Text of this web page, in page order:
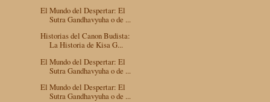
El Mundo del Despertar: El
Sutra Gandhavyuha o de ...
Historias del Canon Budista:
La Historia de Kisa G...
El Mundo del Despertar: El
Sutra Gandhavyuha o de ...
El Mundo del Despertar: El
Sutra Gandhavyuha o de ...